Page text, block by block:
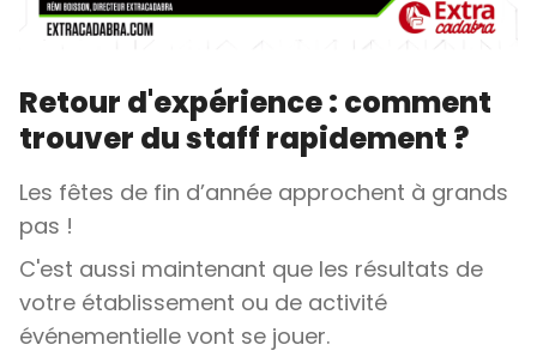
Retour d'expérience : comment
trouver du staff rapidement ?
Les fêtes de fin d’année approchent à grands
pas !
C'est aussi maintenant que les résultats de
votre établissement ou de activité
événementielle vont se jouer.